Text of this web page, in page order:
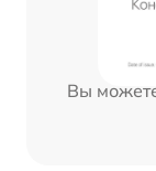
Вы